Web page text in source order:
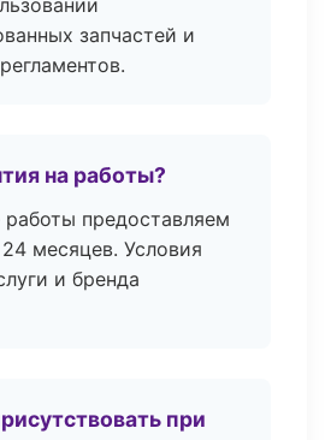
запчастей и
на работы?
предоставляем
месяцев. Условия
и бренда
при